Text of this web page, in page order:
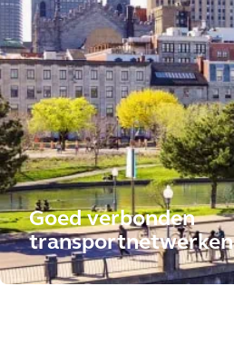
Goed verbonden
transportnetwerken